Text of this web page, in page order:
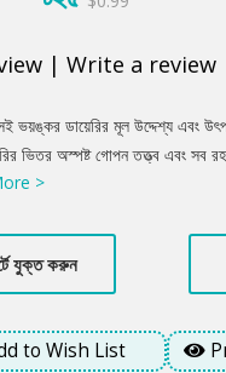
| Write a review
ভয়ঙ্কর ডায়েরির মূল উদ্দেশ্য এবং
ভিতর অস্পষ্ট গোপন তত্ত্ব এবং সব
>
যুক্ত করুন
to Wish List